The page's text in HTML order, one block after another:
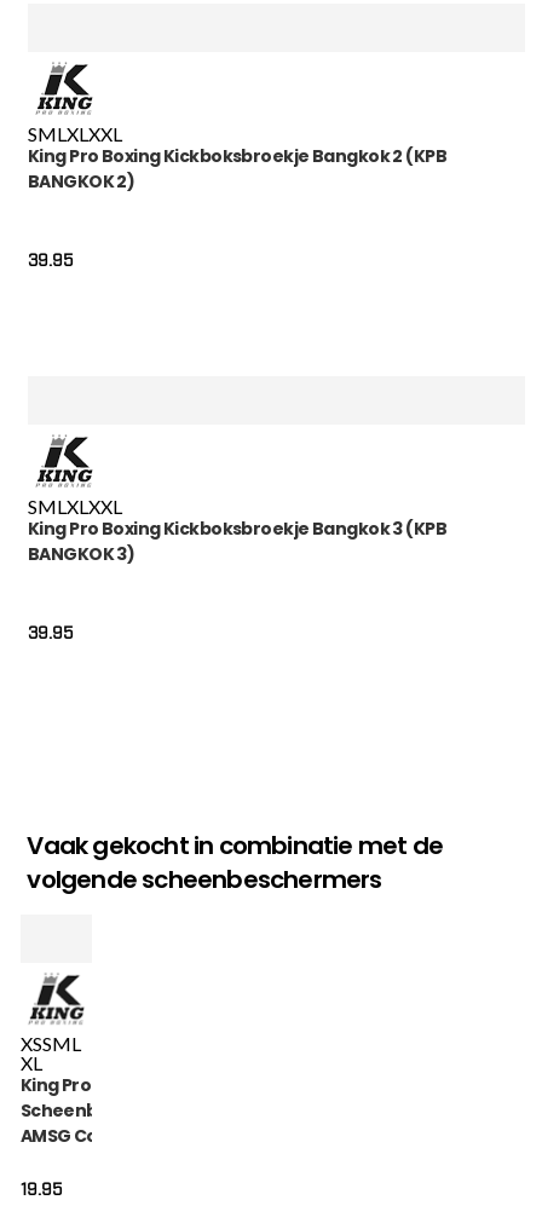
SML XL XXL
King Pro Boxing Kickboksbroekje Bangkok 2 (KPB
BANGKOK 2)
39.95
SMLXLXXL
King Pro Boxing Kickboksbroekje Bangkok 3 (KPB
BANGKOK 3)
39.95
Vaak gekocht in combinatie met de
volgende scheenbeschermers
XSSML
XL
King Pro Boxing
Scheenbeschermers
AMSG Cotton (KPB
19.95